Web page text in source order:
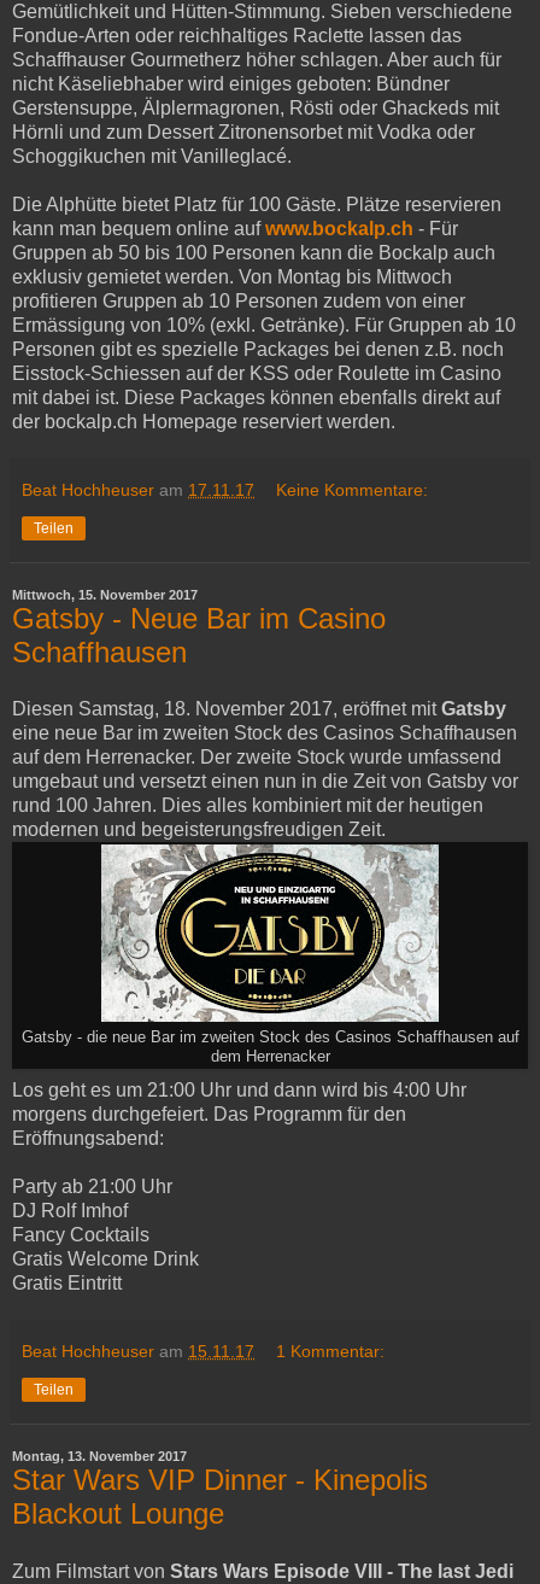
Gemütlichkeit und Hütten-Stimmung. Sieben verschiedene
Fondue-Arten oder reichhaltiges Raclette lassen das
Schaffhauser Gourmetherz höher schlagen. Aber auch für
nicht Käseliebhaber wird einiges geboten: Bündner
Gerstensuppe, Älplermagronen, Rösti oder Ghackeds mit
Hörnli und zum Dessert Zitronensorbet mit Vodka oder
Schoggikuchen mit Vanilleglacé.
Die Alphütte bietet Platz für 100 Gäste. Plätze reservieren
kann man bequem online aufwww.bockalp.ch - Für
Gruppen ab 50 bis 100 Personen kann die Bockalp auch
exklusiv gemietet werden. Von Montag bis Mittwoch
profitieren Gruppen ab 10 Personen zudem von einer
Ermässigung von 10% (exkl. Getränke). Für Gruppen ab 10
Personen gibt es spezielle Packages bei denen z.B. noch
Eisstock-Schiessen auf der KSS oder Roulette im Casino
mit dabei ist. Diese Packages können ebenfalls direkt auf
der bockalp.ch Homepage reserviert werden.
Beat Hochheuser am 17.11.17 Keine Kommentare:
Teilen
Mittwoch, 15. November 2017
Gatsby - Neue Bar im Casino
Schaffhausen
Diesen Samstag, 18. November 2017, eröffnet mitGatsby
eine neue Bar im zweiten Stock des Casinos Schaffhausen
auf dem Herrenacker. Der zweite Stock wurde umfassend
umgebaut und versetzt einen nun in die Zeit von Gatsby vor
rund 100 Jahren. Dies alles kombiniert mit der heutigen
modernen und begeisterungsfreudigen Zeit.
Gatsby - die neue Bar im zweiten Stock des Casinos Schaffhausen auf
dem Herrenacker
Los geht es um 21:00 Uhr und dann wird bis 4:00 Uhr
morgens durchgefeiert. Das Programm für den
Eröffnungsabend:
Party ab 21:00 Uhr
DJ Rolf Imhof
Fancy Cocktails
Gratis Welcome Drink
Gratis Eintritt
Beat Hochheuser am 15.11.17 1 Kommentar:
Teilen
Montag, 13. November 2017
Star Wars VIP Dinner - Kinepolis
Blackout Lounge
Zum Filmstart von Stars Wars Episode VIII - The last Jedi